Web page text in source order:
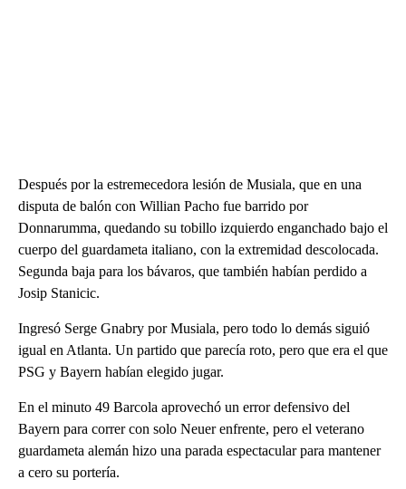
Después por la estremecedora lesión de Musiala, que en una
disputa de balón con Willian Pacho fue barrido por
Donnarumma, quedando su tobillo izquierdo enganchado bajo el
cuerpo del guardameta italiano, con la extremidad descolocada.
Segunda baja para los bávaros, que también habían perdido a
Josip Stanicic.
Ingresó Serge Gnabry por Musiala, pero todo lo demás siguió
igual en Atlanta. Un partido que parecía roto, pero que era el que
PSG y Bayern habían elegido jugar.
En el minuto 49 Barcola aprovechó un error defensivo del
Bayern para correr con solo Neuer enfrente, pero el veterano
guardameta alemán hizo una parada espectacular para mantener
a cero su portería.